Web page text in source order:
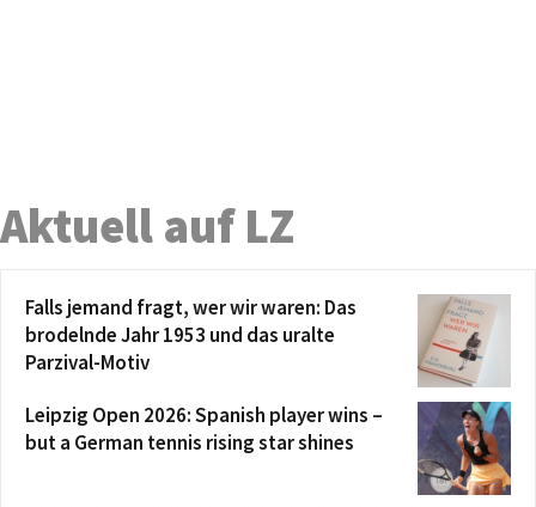
Aktuell auf LZ
Falls jemand fragt, wer wir waren: Das
brodelnde Jahr 1953 und das uralte
Parzival-Motiv
Leipzig Open 2026: Spanish player wins –
but a German tennis rising star shines